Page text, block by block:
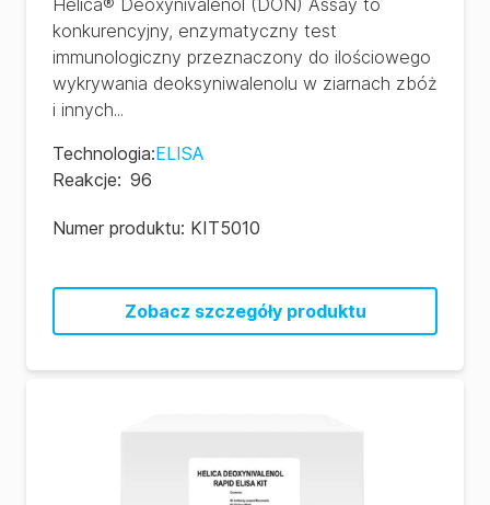
Helica® Deoxynivalenol (DON) Assay to
konkurencyjny, enzymatyczny test
immunologiczny przeznaczony do ilościowego
wykrywania deoksyniwalenolu w ziarnach zbóż
i innych...
Technologia:ELISA
Reakcje: 96
Numer produktu: KIT5010
Zobacz szczegóły produktu